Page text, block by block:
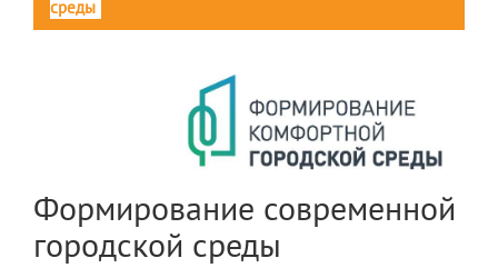
среды
Формирование современной
городской среды